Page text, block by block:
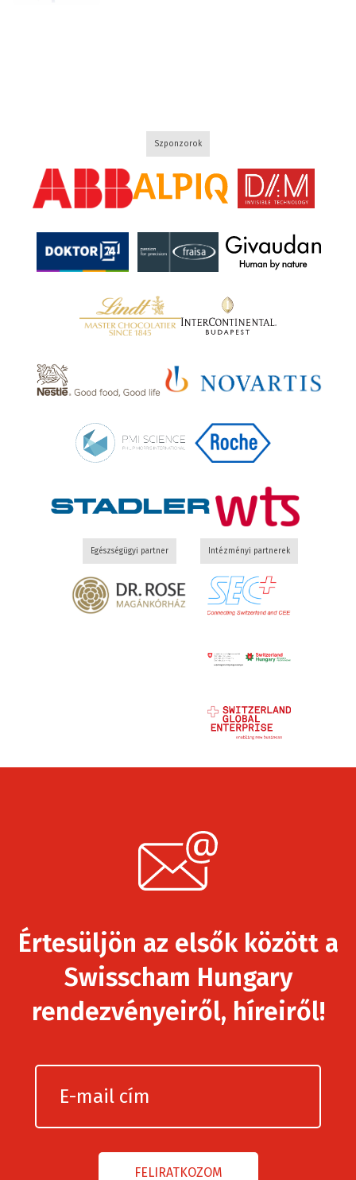
Szponzorok
Egészségügyi partner Intézményi partnerek
Értesüljön az elsők között a
Swisscham Hungary
rendezvényeiről, híreiről!